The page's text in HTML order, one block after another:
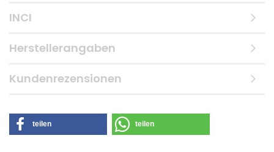
INCI
Herstellerangaben
Kundenrezensionen
teilen teilen